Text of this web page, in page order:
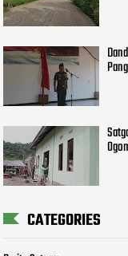
CATEGORIES